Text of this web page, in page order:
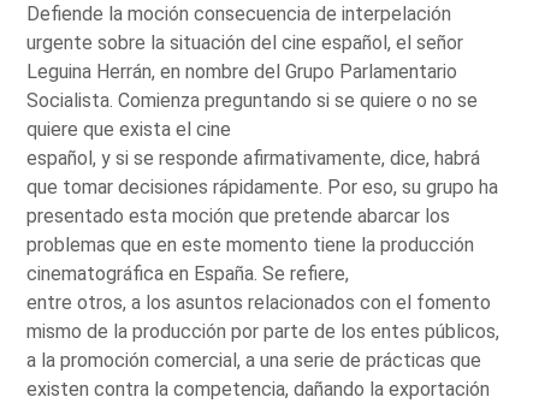
Defiende la moción consecuencia de interpelación
urgente sobre la situación del cine español, el señor
Leguina Herrán, en nombre del Grupo Parlamentario
Socialista. Comienza preguntando si se quiere o no se
quiere que exista el cine
español, y si se responde afirmativamente, dice, habrá
que tomar decisiones rápidamente. Por eso, su grupo ha
presentado esta moción que pretende abarcar los
problemas que en este momento tiene la producción
cinematográfica en España. Se refiere,
entre otros, a los asuntos relacionados con el fomento
mismo de la producción por parte de los entes públicos,
a la promoción comercial, a una serie de prácticas que
existen contra la competencia, dañando la exportación